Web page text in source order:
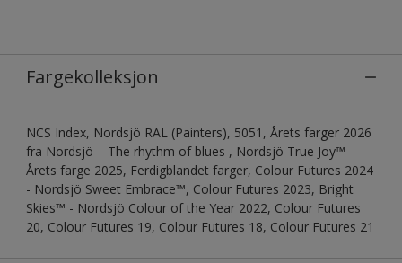
Fargekolleksjon
NCS Index, Nordsjö RAL (Painters), 5051, Årets farger 2026
fra Nordsjö – The rhythm of blues , Nordsjö True Joy™ –
Årets farge 2025, Ferdigblandet farger, Colour Futures 2024
- Nordsjö Sweet Embrace™, Colour Futures 2023, Bright
Skies™ - Nordsjö Colour of the Year 2022, Colour Futures
20, Colour Futures 19, Colour Futures 18, Colour Futures 21